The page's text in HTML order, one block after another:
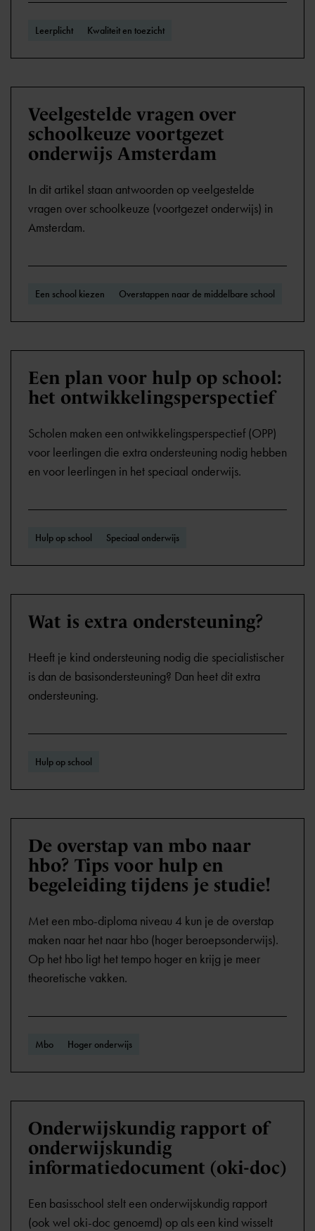
Leerplicht Kwaliteit en toezicht
Veelgestelde vragen over
schoolkeuze voortgezet
onderwijs Amsterdam
In dit artikel staan antwoorden op veelgestelde
vragen over schoolkeuze (voortgezet onderwijs) in
Amsterdam.
Een school kiezen Overstappen naar de middelbare school
Een plan voor hulp op school:
het ontwikkelingsperspectief
Scholen maken een ontwikkelingsperspectief (OPP)
voor leerlingen die extra ondersteuning nodig hebben
en voor leerlingen in het speciaal onderwijs.
Hulp op school Speciaal onderwijs
Wat is extra ondersteuning?
Heeft je kind ondersteuning nodig die specialistischer
is dan de basisondersteuning? Dan heet dit extra
ondersteuning.
Hulp op school
De overstap van mbo naar
hbo? Tips voor hulp en
begeleiding tijdens je studie!
Met een mbo-diploma niveau 4 kun je de overstap
maken naar het naar hbo (hoger beroepsonderwijs).
Op het hbo ligt het tempo hoger en krijg je meer
theoretische vakken.
Mbo Hoger onderwijs
Onderwijskundig rapport of
onderwijskundig
informatiedocument (oki-doc)
Een basisschool stelt een onderwijskundig rapport
(ook wel oki-doc genoemd) op als een kind wisselt